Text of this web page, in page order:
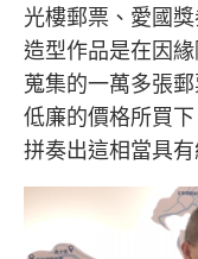
光樓郵票、愛國
造型作品是在因
蒐集的一萬多張
低廉的價格所買
拼奏出這相當具